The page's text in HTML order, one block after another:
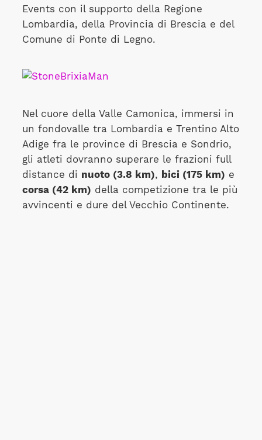
Events con il supporto della Regione
Lombardia, della Provincia di Brescia e del
Comune di Ponte di Legno.
Nel cuore della Valle Camonica, immersi in
un fondovalle tra Lombardia e Trentino Alto
Adige fra le province di Brescia e Sondrio,
gli atleti dovranno superare le frazioni full
distance di nuoto (3.8 km), bici (175 km) e
corsa (42 km) della competizione tra le più
avvincenti e dure del Vecchio Continente.